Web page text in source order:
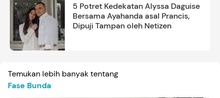
5 Potret Kedekatan Alyssa Daguise
Bersama Ayahanda asal Prancis,
Dipuji Tampan oleh Netizen
Temukan lebih banyak tentang
Fase Bunda